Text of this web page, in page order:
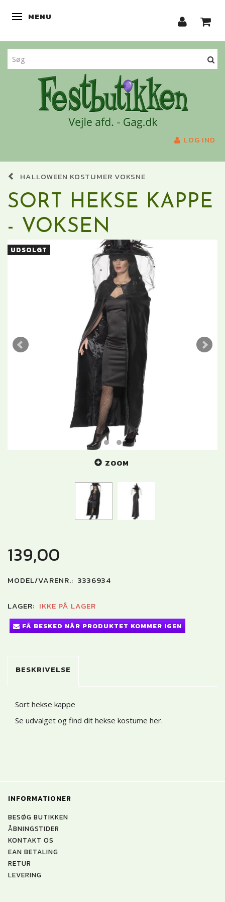
SKIFTE NAVIGATION
MENU
LOG IND
HALLOWEEN KOSTUMER VOKSNE
SORT HEKSE KAPPE
- VOKSEN
UDSOLGT
ZOOM
139,00
MODEL/VARENR.: 3336934
LAGER: IKKE PÅ LAGER
FÅ BESKED NÅR PRODUKTET KOMMER IGEN
BESKRIVELSE
Sort hekse kappe
Se udvalget og find dit hekse kostume her.
INFORMATIONER
BESØG BUTIKKEN
ÅBNINGSTIDER
KONTAKT OS
EAN BETALING
RETUR
LEVERING